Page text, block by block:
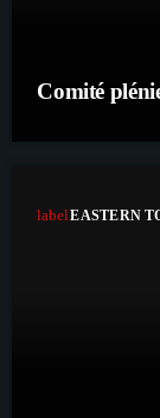
Comité
labelEASTERN